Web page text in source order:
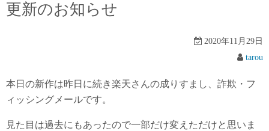
更新のお知らせ
2020年11月29日
tarou
本日の新作は昨日に続き楽天さんの成りすまし、詐欺・フ
ィッシングメールです。
見た目は過去にもあったので一部だけ変えただけと思いま